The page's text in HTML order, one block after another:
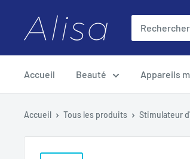
contenu
ALISA
Accueil Beauté Appareils
Accueil Tous les produits Stimulateur